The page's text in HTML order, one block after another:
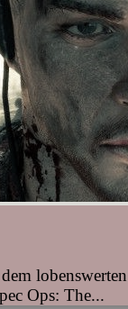
Ops: The...